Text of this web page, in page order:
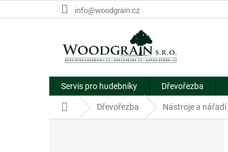
na
info@woodgrain.cz
Servis pro hudebníky Dřevořezba
Domů Dřevořezba Nástroje a nářadí